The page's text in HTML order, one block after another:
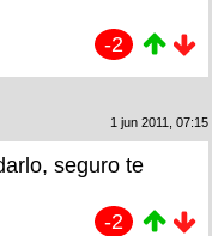
-2
1 jun 2011, 07:15
seguro te
-2